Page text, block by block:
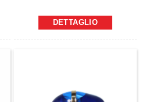
DETTAGLIO